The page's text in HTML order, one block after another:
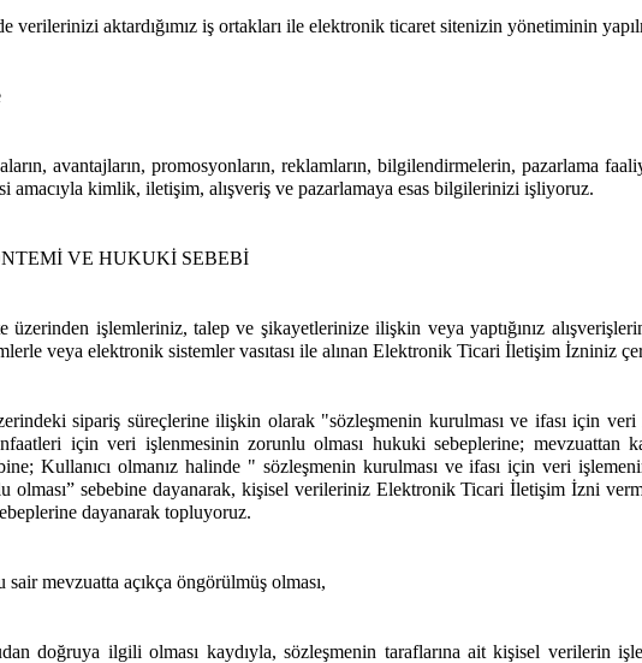
verilerinizi aktardığımız iş ortakları ile elektronik ticaret sitenizin yönetiminin
avantajların, promosyonların, reklamların, bilgilendirmelerin, pazarlama
kimlik, iletişim, alışveriş ve pazarlamaya esas bilgilerinizi işliyoruz.
VE HUKUKİ SEBEBİ
üzerinden işlemleriniz, talep ve şikayetlerinize ilişkin veya yaptığınız
veya elektronik sistemler vasıtası ile alınan Elektronik Ticari İletişim İzniniz
sipariş süreçlerine ilişkin olarak "sözleşmenin kurulması ve ifası için
için veri işlenmesinin zorunlu olması hukuki sebeplerine; mevzuattan
Kullanıcı olmanız halinde " sözleşmenin kurulması ve ifası için veri
olması” sebebine dayanarak, kişisel verileriniz Elektronik Ticari İletişim İzni
dayanarak topluyoruz.
mevzuatta açıkça öngörülmüş olması,
doğruya ilgili olması kaydıyla, sözleşmenin taraflarına ait kişisel verilerin